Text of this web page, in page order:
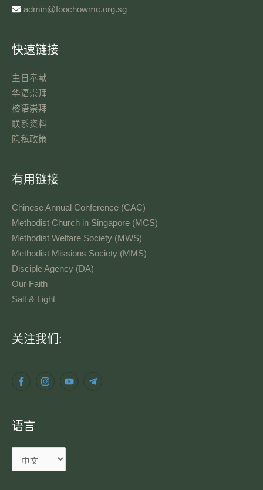
admin@foochowmc.org.sg
快速链接
主日奉献​
华语崇拜
榕语崇拜
联系资料​
隐私政策
有用链接
Chinese Annual Conference (CAC)
Methodist Church in Singapore (MCS)
Methodist Welfare Society (MWS)
Methodist Missions Society (MMS)
Disciple Agency (DA)
Our Faith
Salt & Light
关注我们:
语言
语